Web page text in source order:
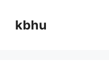
contentkbhu